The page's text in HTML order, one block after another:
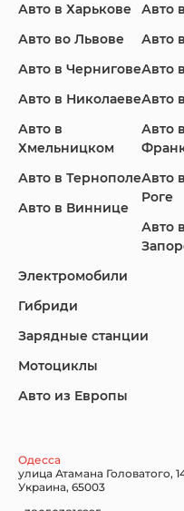
Infiniti
Lincoln
Авто в Харькове
Авто во Львове
Авто в Чернигове
Авто в Николаеве
Авто в
Хмельницком
Авто в Тернополе
Авто в Виннице
Авто
Авто
Авто
Авто
Авто в
Авто
Роге
Авто в
Электромобили
Гибриди
Зарядные станции
Мотоциклы
Авто из Европы
Одесса
улица Атамана Головатого,
Украина, 65003